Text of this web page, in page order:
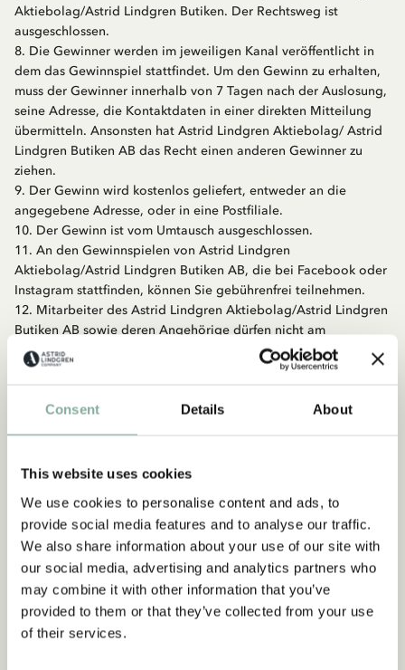
Consent Details About
This website uses cookies
We use cookies to personalise content and ads, to
provide social media features and to analyse our traffic.
We also share information about your use of our site with
our social media, advertising and analytics partners who
may combine it with other information that you’ve
provided to them or that they’ve collected from your use
of their services.
Aktiebolag/Astrid Lindgren Butiken. Der Rechtsweg ist
ausgeschlossen.
8. Die Gewinner werden im jeweiligen Kanal veröffentlicht in
dem das Gewinnspiel stattfindet. Um den Gewinn zu erhalten,
muss der Gewinner innerhalb von 7 Tagen nach der Auslosung,
seine Adresse, die Kontaktdaten in einer direkten Mitteilung
übermitteln. Ansonsten hat Astrid Lindgren Aktiebolag/ Astrid
Lindgren Butiken AB das Recht einen anderen Gewinner zu
ziehen.
9. Der Gewinn wird kostenlos geliefert, entweder an die
angegebene Adresse, oder in eine Postfiliale.
10. Der Gewinn ist vom Umtausch ausgeschlossen.
11. An den Gewinnspielen von Astrid Lindgren
Aktiebolag/Astrid Lindgren Butiken AB, die bei Facebook oder
Instagram stattfinden, können Sie gebührenfrei teilnehmen.
12. Mitarbeiter des Astrid Lindgren Aktiebolag/Astrid Lindgren
Butiken AB sowie deren Angehörige dürfen nicht am
Gewinnspiel teilnehmen.
13. Informationen zur Verarbeitung Ihrer persönlichen Daten